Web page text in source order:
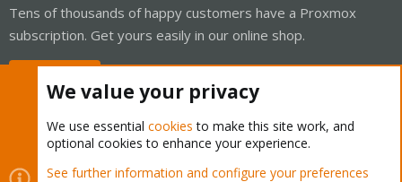
Tens of thousands of happy customers have a Proxmox
subscription. Get yours easily in our online shop.
Cookies Proxmox Support Forum - Light Mode
We value your privacy
We use essential cookies to make this site work, and
optional cookies to enhance your experience.
See further information and configure your preferences